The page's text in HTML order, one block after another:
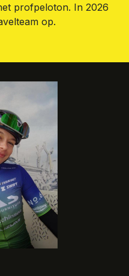
profpeloton. In 2026
op.